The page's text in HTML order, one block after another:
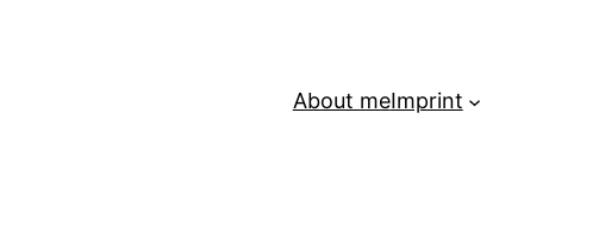
About meImprint